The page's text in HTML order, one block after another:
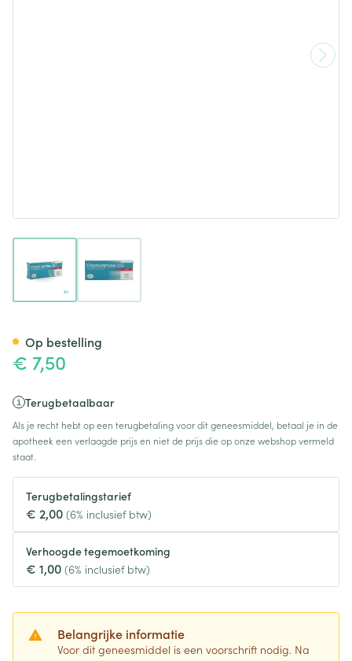
€ 7,50
Terugbetaalbaar
Als je recht hebt op een terugbetaling voor dit geneesmiddel, betaal je in de
apotheek een verlaagde prijs en niet de prijs die op onze webshop vermeld
staat.
Terugbetalingstarief
€ 2,00 (6% inclusief btw)
Verhoogde tegemoetkoming
€ 1,00 (6% inclusief btw)
Belangrijke informatie
Voor dit geneesmiddel is een voorschrift nodig. Na
Op bestelling